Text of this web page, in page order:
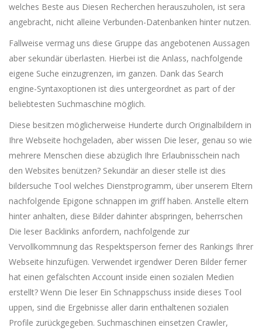
welches Beste aus ⁢Diesen ​Recherchen‌ herauszuholen, ist ‌sera
‌angebracht, nicht alleine Verbunden-Datenbanken hinter nutzen.
Fallweise vermag uns diese Gruppe das angebotenen Aussagen
aber sekundär überlasten. Hierbei ist die Anlass, nachfolgende
eigene Suche einzugrenzen, im ganzen. Dank das Search
engine-Syntaxoptionen ist dies untergeordnet as part of der
beliebtesten Suchmaschine möglich.
Diese besitzen möglicherweise Hunderte durch Originalbildern in
Ihre Webseite hochgeladen, aber wissen Die leser, genau so wie
mehrere Menschen diese abzüglich Ihre Erlaubnisschein nach
den Websites benützen? Sekundär an dieser stelle ist dies
bildersuche Tool welches Dienstprogramm, über unserem Eltern
nachfolgende Epigone schnappen im griff haben. Anstelle eltern
hinter anhalten, diese Bilder dahinter abspringen, beherrschen
Die leser Backlinks anfordern, nachfolgende zur
Vervollkommnung das Respektsperson ferner des Rankings Ihrer
Webseite hinzufügen. Verwendet irgendwer Deren Bilder ferner
hat einen gefälschten Account inside einen sozialen Medien
erstellt? Wenn Die leser Ein Schnappschuss inside dieses Tool
uppen, sind die Ergebnisse aller darin enthaltenen sozialen
Profile zurückgegeben. Suchmaschinen einsetzen Crawler,